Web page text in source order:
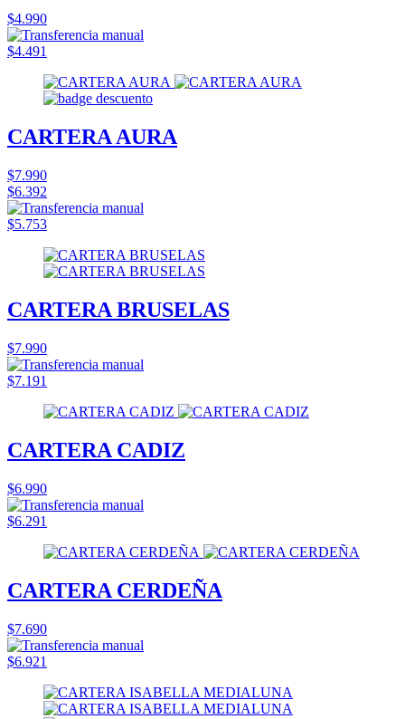
$4.990
$4.491
CARTERA AURA
$7.990
$6.392
$5.753
CARTERA BRUSELAS
$7.990
$7.191
CARTERA CADIZ
$6.990
$6.291
CARTERA CERDEÑA
$7.690
$6.921